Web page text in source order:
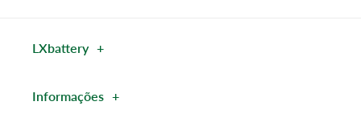
LXbattery
Informações